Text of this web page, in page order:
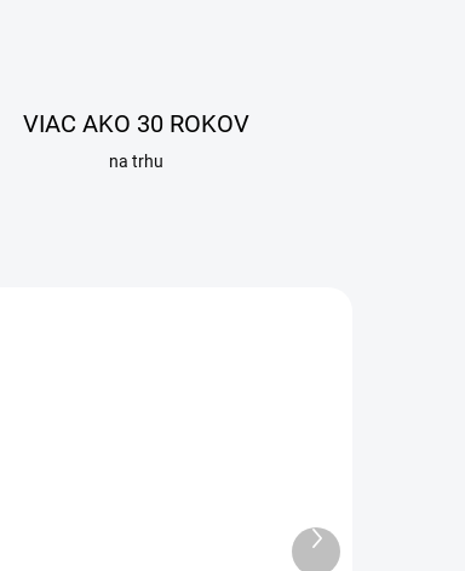
VIAC AKO 30 ROKOV
na trhu
OBVYKLE 1-5 DNÍ
Ďalší
produkt